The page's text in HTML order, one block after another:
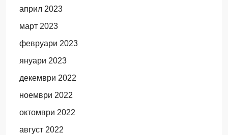
април 2023
март 2023
февруари 2023
януари 2023
декември 2022
ноември 2022
октомври 2022
август 2022